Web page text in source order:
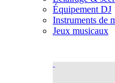
Équipement DJ
Instruments de
Jeux musicaux